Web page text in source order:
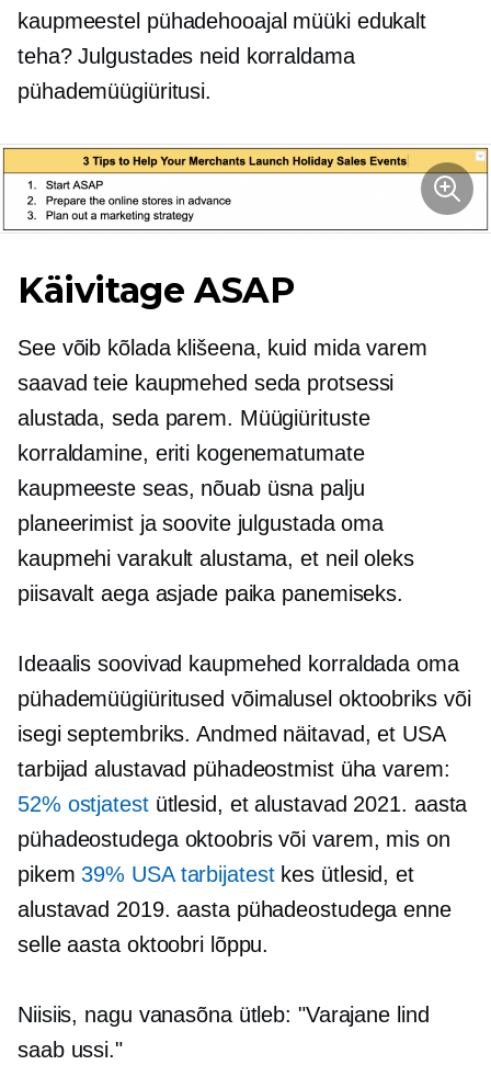
kaupmeestel pühadehooajal müüki edukalt
teha? Julgustades neid korraldama
pühademüügiüritusi.
Käivitage ASAP
See võib kõlada klišeena, kuid mida varem
saavad teie kaupmehed seda protsessi
alustada, seda parem. Müügiürituste
korraldamine, eriti kogenematumate
kaupmeeste seas, nõuab üsna palju
planeerimist ja soovite julgustada oma
kaupmehi varakult alustama, et neil oleks
piisavalt aega asjade paika panemiseks.
Ideaalis soovivad kaupmehed korraldada oma
pühademüügiüritused võimalusel oktoobriks või
isegi septembriks. Andmed näitavad, et USA
tarbijad alustavad pühadeostmist üha varem:
52% ostjatestütlesid, et alustavad 2021. aasta
pühadeostudega oktoobris või varem, mis on
pikem39% USA tarbijatestkes ütlesid, et
alustavad 2019. aasta pühadeostudega enne
selle aasta oktoobri lõppu.
Niisiis, nagu vanasõna ütleb: "Varajane lind
saab ussi."